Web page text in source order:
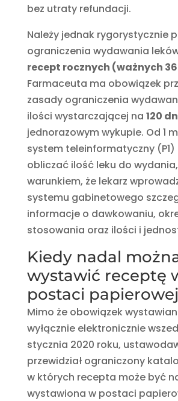
bez utraty refundacji.
Należy jednak rygorystycznie
ograniczenia wydawania
recept rocznych (ważnych
Farmaceuta ma obowiązek
zasady ograniczenia
ilości wystarczającej na 120
jednorazowym wykupie. Od 1
system teleinformatyczny (P1)
obliczać ilość leku do
warunkiem, że lekarz
systemu gabinetowego
informacje o dawkowaniu,
stosowania oraz ilości i
Kiedy nadal
wystawić receptę
postaci
Mimo że obowiązek
wyłącznie elektronicznie
stycznia 2020 roku,
przewidział ograniczony
w których recepta może być
wystawiona w postaci